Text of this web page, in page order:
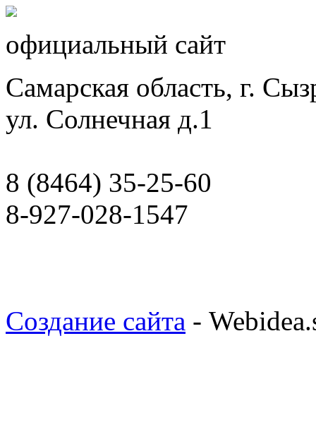
официальный сайт
Самарская область, г.
ул. Солнечная д.1
8 (8464) 35-25-60
8-927-028-1547
Создание сайта -